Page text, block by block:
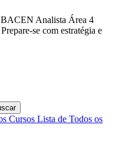
Analista Área 4
se com estratégia e
Cursos Lista de Todos os